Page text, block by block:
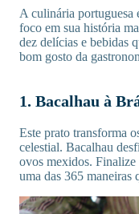
A culinária portuguesa
foco em sua história
dez delícias e bebidas
bom gosto da
1. Bacalhau à
Este prato transforma
celestial. Bacalhau
ovos mexidos. Finalize
uma das 365 maneiras